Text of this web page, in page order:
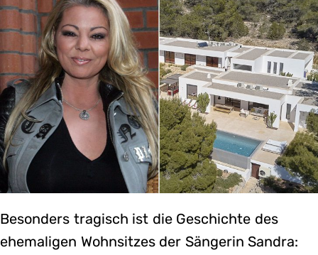
Besonders tragisch ist die Geschichte des
ehemaligen Wohnsitzes der Sängerin Sandra: